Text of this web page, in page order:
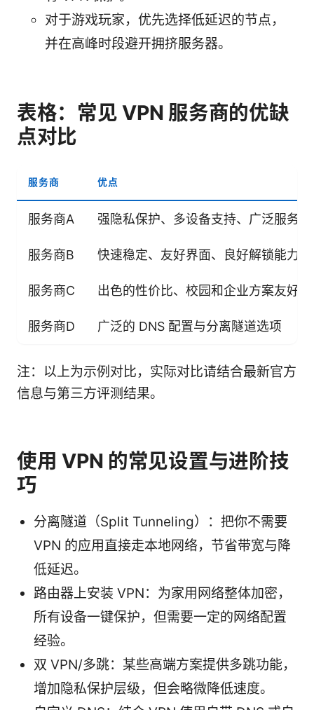
对于游戏玩家，优先选择低延迟的节点，
并在高峰时段避开拥挤服务器。
表格：常见 VPN 服务商的优缺
点对比
服务商 优点
服务商A 强隐私保护、多设备支持、广泛服务器
服务商B 快速稳定、友好界面、良好解锁能力
服务商C 出色的性价比、校园和企业方案友好
服务商D 广泛的 DNS 配置与分离隧道选项
注：以上为示例对比，实际对比请结合最新官方
信息与第三方评测结果。
使用 VPN 的常见设置与进阶技
巧
分离隧道（Split Tunneling）：把你不需要
VPN 的应用直接走本地网络，节省带宽与降
低延迟。
路由器上安装 VPN：为家用网络整体加密，
所有设备一键保护，但需要一定的网络配置
经验。
双 VPN/多跳：某些高端方案提供多跳功能，
增加隐私保护层级，但会略微降低速度。